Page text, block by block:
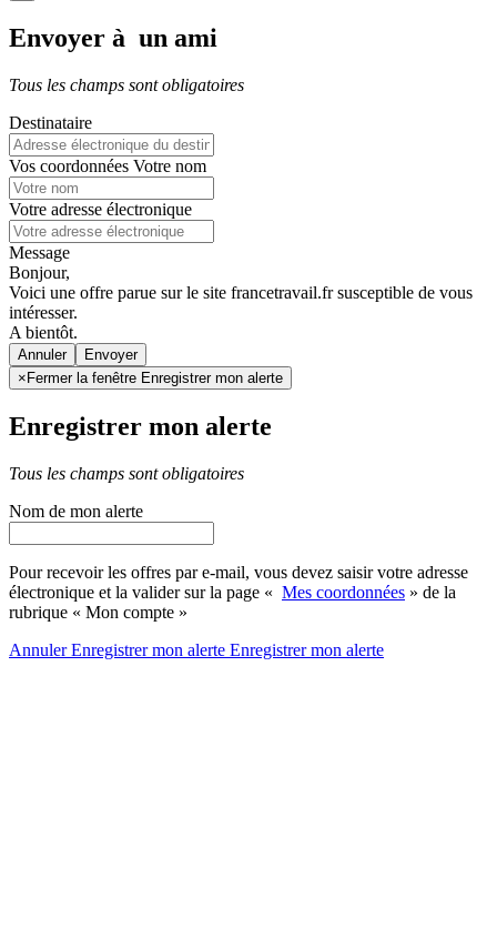
Envoyer à un ami
Tous les champs sont obligatoires
Destinataire
Vos coordonnées Votre nom
Votre adresse électronique
Message
Bonjour,
Voici une offre parue sur le site francetravail.fr susceptible de vous
intéresser.
A bientôt.
Annuler
× Fermer la fenêtre Enregistrer mon alerte
Enregistrer mon alerte
Tous les champs sont obligatoires
Nom de mon alerte
Pour recevoir les offres par e-mail, vous devez saisir votre adresse
électronique et la valider sur la page « Mes coordonnées » de la
rubrique « Mon compte »
AnnulerEnregistrer mon alerte Enregistrermon alerte